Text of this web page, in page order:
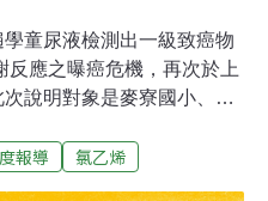
童尿液檢測出一級致癌物
反應之曝癌危機，再次於上
說明對象是麥寮國小、橋
教育處、環保局等官員，
報導 氯乙烯